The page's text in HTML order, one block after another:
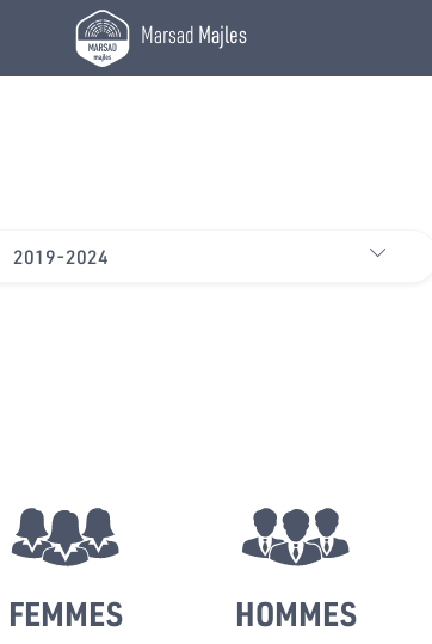
MarsadMajles
2019-2024
FEMMES HOMMES